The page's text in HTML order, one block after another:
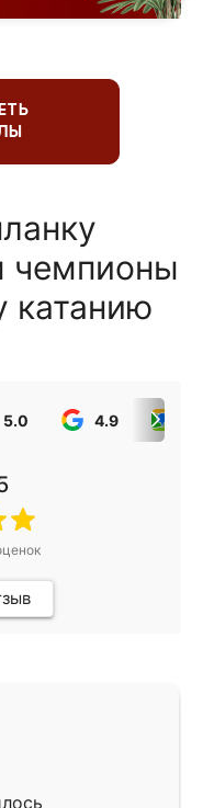
чемпионы
катанию
5.0 4.9